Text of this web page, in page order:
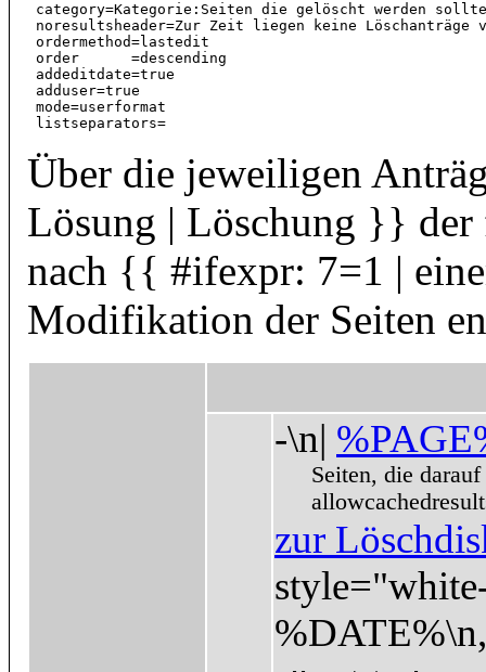
category=Kategorie:Seiten die gelöscht werden
noresultsheader=Zur Zeit liegen keine
ordermethod=lastedit
order      =descending
addeditdate=true
adduser=true
mode=userformat
Über die jeweiligen
Lösung | Löschung }} der
nach {{ #ifexpr: 7=1 |
Modifikation der Seiten
-\n|
Seiten, die
zur